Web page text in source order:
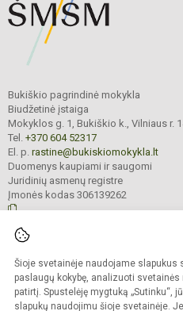
Šioje svetainėje naudojame
paslaugų kokybę, analizuoti
patirtį. Spustelėję mygtuką „Sutinku“,
slapukų naudojimu šioje svetainėje.
Bukiškio pagrindinė mokykla
Biudžetinė įstaiga
Mokyklos g. 1, Bukiškio k., Vilniaus r.
Tel. +370 604 52317
El. p. rastine@bukiskiomokykla.lt
Duomenys kaupiami ir saugomi
Juridinių asmenų registre
Įmonės kodas 306139262
Kopijuoti turinį be raštiško Bukiškio
sutikimo
Prieinamumo paraiška